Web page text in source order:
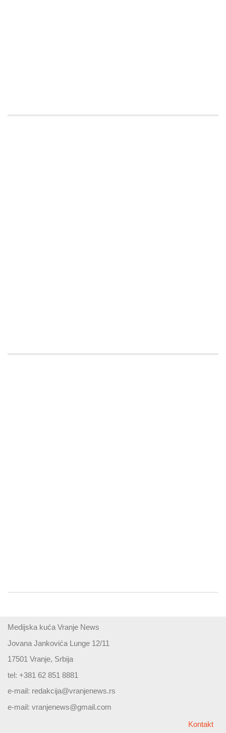
Medijska kuća Vranje News
Jovana Jankovića Lunge 12/11
17501 Vranje, Srbija
tel: +381 62 851 8881
e-mail: redakcija@vranjenews.rs
e-mail: vranjenews@gmail.com
Kontakt